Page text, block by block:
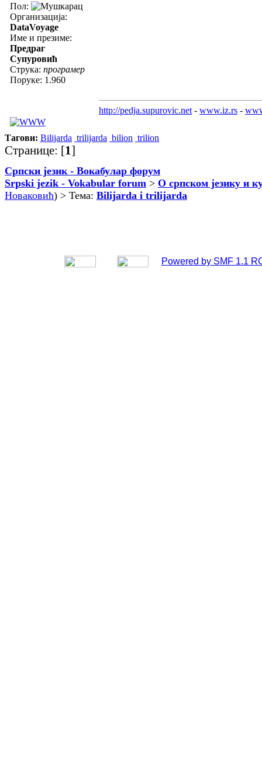
Пол:
Организација:
DataVoyage
Име и презиме:
Предраг
Супуровић
Струка: програмер
Поруке: 1.960
http://pedja.supurovic.net - www.iz.rs -
Тагови: Bilijarda trilijarda bilion trilion
Странице: [1]
Српски језик - Вокабулар форум
Srpski jezik - Vokabular forum > О српском језику и
Новаковић) > Тема: Bilijarda i trilijarda
Powered by SMF 1.1